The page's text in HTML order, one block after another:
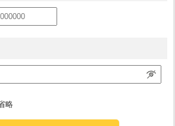
略